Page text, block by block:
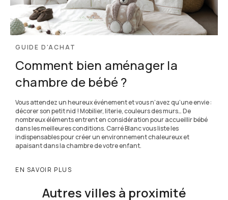
GUIDE D'ACHAT
Comment bien aménager la
chambre de bébé ?
Vous attendez un heureux événement et vous n’avez qu’une envie :
décorer son petit nid ! Mobilier, literie, couleurs des murs… De
nombreux éléments entrent en considération pour accueillir bébé
dans les meilleures conditions. Carré Blanc vous liste les
indispensables pour créer un environnement chaleureux et
apaisant dans la chambre de votre enfant.
EN SAVOIR PLUS
Autres villes à proximité